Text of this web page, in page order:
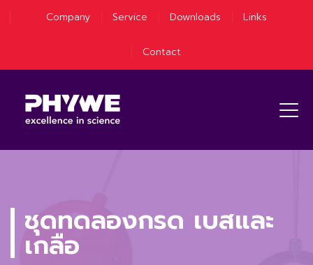
Company Service Downloads Links
Contact
ชุดทดลองกรด เบสและ
เกลือ